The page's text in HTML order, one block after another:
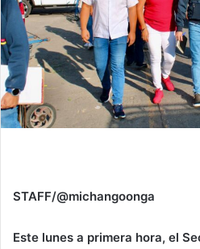
STAFF/@michangoonga
Este lunes a primera hora, el